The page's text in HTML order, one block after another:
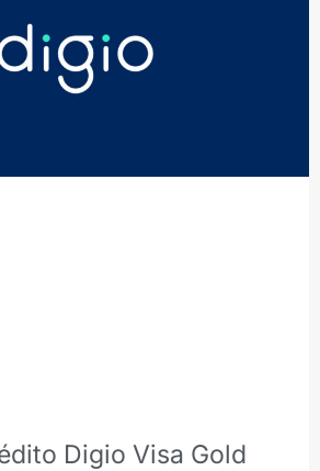
Digio Visa Gold